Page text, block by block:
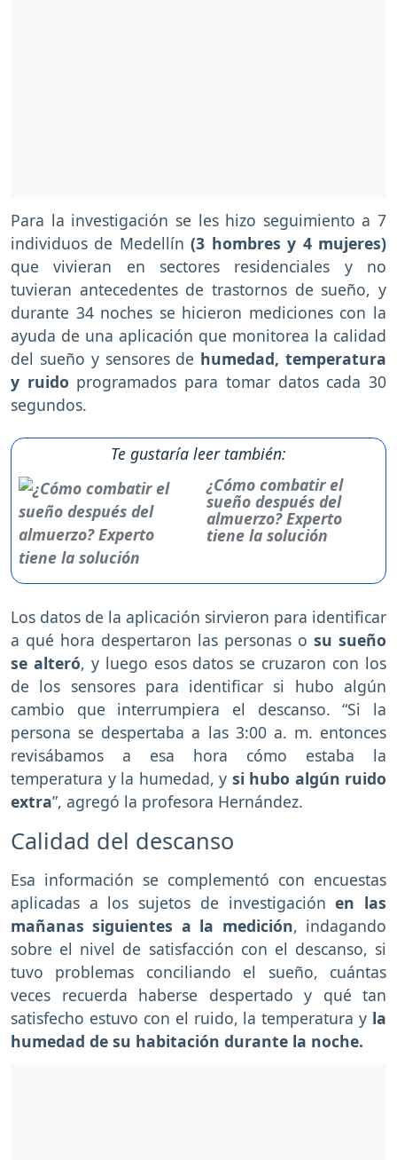
Para la investigación se les hizo seguimiento a 7
individuos de Medellín(3 hombres y 4 mujeres)
que vivieran en sectores residenciales y no
tuvieran antecedentes de trastornos de sueño, y
durante 34 noches se hicieron mediciones con la
ayuda de una aplicación que monitorea la calidad
del sueño y sensores de humedad, temperatura
y ruido programados para tomar datos cada 30
segundos.
Te gustaría leer también:
¿Cómo combatir el
sueño después del
almuerzo? Experto
tiene la solución
Los datos de la aplicación sirvieron para identificar
a qué hora despertaron las personas o su sueño
se alteró, y luego esos datos se cruzaron con los
de los sensores para identificar si hubo algún
cambio que interrumpiera el descanso. “Si la
persona se despertaba a las 3:00 a. m. entonces
revisábamos a esa hora cómo estaba la
temperatura y la humedad, y si hubo algún ruido
extra”, agregó la profesora Hernández.
Calidad del descanso
Esa información se complementó con encuestas
aplicadas a los sujetos de investigación en las
mañanas siguientes a la medición, indagando
sobre el nivel de satisfacción con el descanso, si
tuvo problemas conciliando el sueño, cuántas
veces recuerda haberse despertado y qué tan
satisfecho estuvo con el ruido, la temperatura y la
humedad de su habitación durante la noche.